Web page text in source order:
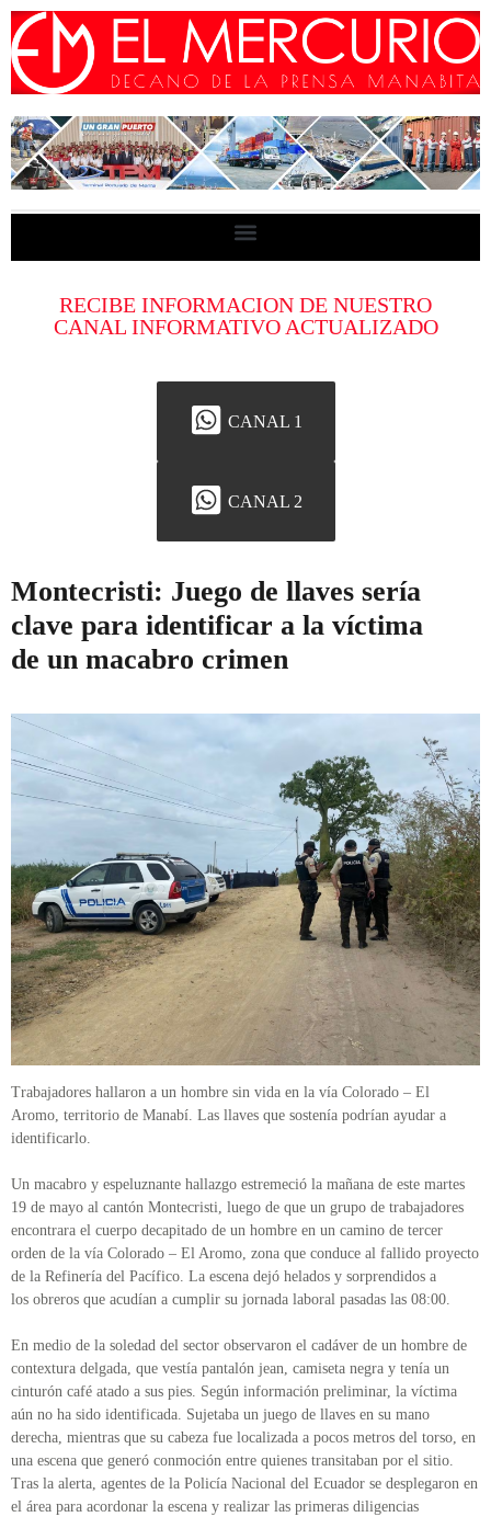
RECIBE INFORMACION DE NUESTRO
CANAL INFORMATIVO ACTUALIZADO
CANAL 1
CANAL 2
Montecristi: Juego de llaves sería
clave para identificar a la víctima
de un macabro crimen
Trabajadores hallaron a un hombre sin vida en la vía Colorado – El
Aromo, territorio de Manabí. Las llaves que sostenía podrían ayudar a
identificarlo.
Un macabro y espeluznante hallazgo estremeció la mañana de este martes
19 de mayo al cantón Montecristi, luego de que un grupo de trabajadores
encontrara el cuerpo decapitado de un hombre en un camino de tercer
orden de la vía Colorado – El Aromo, zona que conduce al fallido proyecto
de la Refinería del Pacífico. La escena dejó helados y sorprendidos a
los obreros que acudían a cumplir su jornada laboral pasadas las 08:00.
En medio de la soledad del sector observaron el cadáver de un hombre de
contextura delgada, que vestía pantalón jean, camiseta negra y tenía un
cinturón café atado a sus pies. Según información preliminar, la víctima
aún no ha sido identificada. Sujetaba un juego de llaves en su mano
derecha, mientras que su cabeza fue localizada a pocos metros del torso, en
una escena que generó conmoción entre quienes transitaban por el sitio.
Tras la alerta, agentes de la Policía Nacional del Ecuador se desplegaron en
el área para acordonar la escena y realizar las primeras diligencias